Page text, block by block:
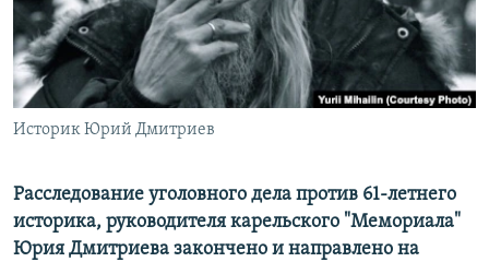
ПОДПИШИТЕСЬ НА РАССЫЛКУ
СОЦИАЛЬНЫЕ СЕТИ
Все сайты РСЕ/РС
Историк Юрий Дмитриев
Расследование уголовного дела против 61-летнего
историка, руководителя карельского "Мемориала"
Юрия Дмитриева закончено и направлено на